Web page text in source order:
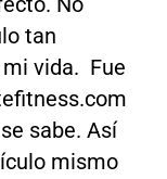
tan
vida. Fue
sabe. Así
mismo